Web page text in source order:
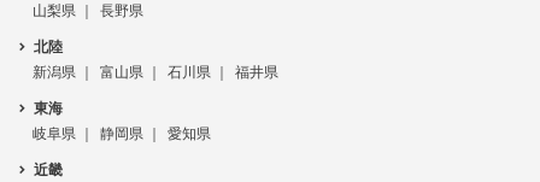
山梨県
長野県
北陸
新潟県
富山県 石川県 福井県
東海
岐阜県
静岡県 愛知県
近畿